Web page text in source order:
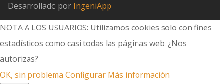
Desarrollado por IngeniApp
NOTA A LOS USUARIOS: Utilizamos cookies solo con fines
estadísticos como casi todas las páginas web. ¿Nos
autorizas?
OK, sin problema Configurar Más información